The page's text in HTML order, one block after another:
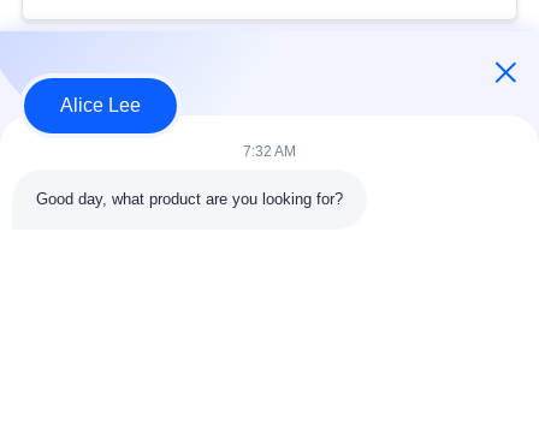
Catégories populaires Tous
structure métallique
métallique
Alice Lee
7:32 AM
Good day, what product are you looking for?